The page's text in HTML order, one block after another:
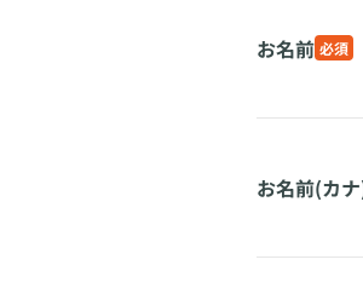
お名前 必須
お名前(カ